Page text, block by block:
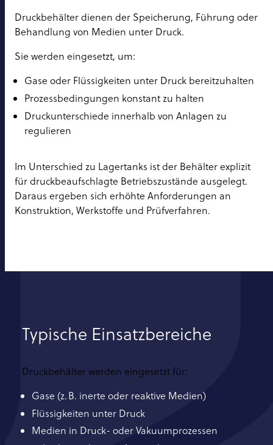
Druckbehälter dienen der Speicherung, Führung oder
Behandlung von Medien unter Druck.
Sie werden eingesetzt, um:
Gase oder Flüssigkeiten unter Druck bereitzuhalten
Prozessbedingungen konstant zu halten
Druckunterschiede innerhalb von Anlagen zu
regulieren
Im Unterschied zu Lagertanks ist der Behälter explizit
für druckbeaufschlagte Betriebszustände ausgelegt.
Daraus ergeben sich erhöhte Anforderungen an
Konstruktion, Werkstoffe und Prüfverfahren.
Typische Einsatzbereiche
Druckbehälter werden eingesetzt für:
Gase (z. B. inerte oder reaktive Medien)
Flüssigkeiten unter Druck
Medien in Druck- oder Vakuumprozessen